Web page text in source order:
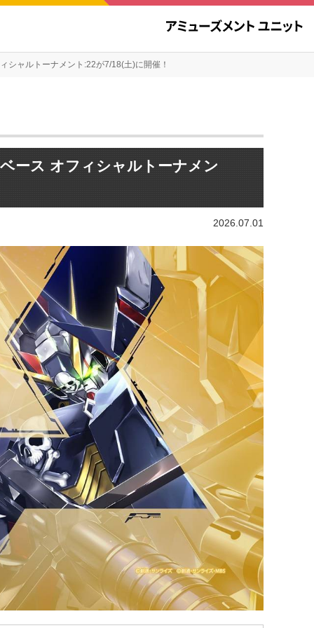
シャルトーナメント:22が7/18(土)に開催！
ース オフィシャルトーナメン
2026.07.01